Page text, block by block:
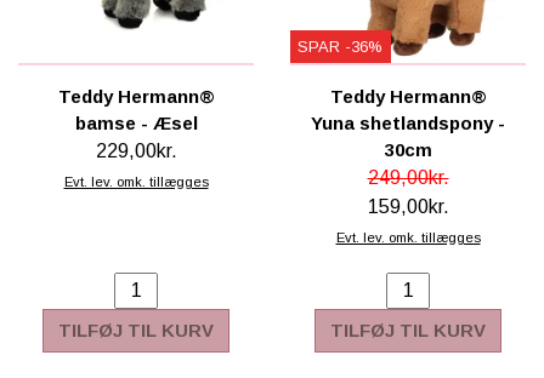
Teddy Hermann®
bamse - Æsel
229,00kr.
Evt. lev. omk. tillægges
TILFØJ TIL KURV
SPAR -36%
Teddy Hermann®
Yuna shetlandspony -
30cm
249,00kr.
159,00kr.
Evt. lev. omk. tillægges
TILFØJ TIL KURV